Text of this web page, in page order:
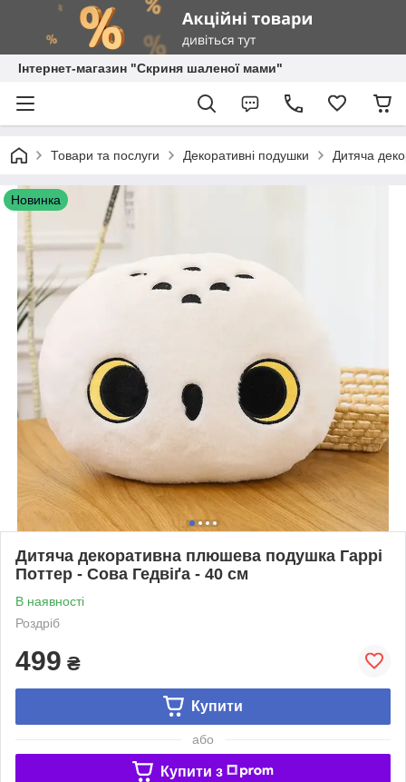
Інтернет-магазин "Скриня шаленої мами"
Товари та послуги Декоративні подушки Дитяча
Новинка
Дитяча декоративна плюшева подушка Гаррі
Поттер - Сова Гедвіґа - 40 см
В наявності
Роздріб
499 ₴
Купити
або
Купити з